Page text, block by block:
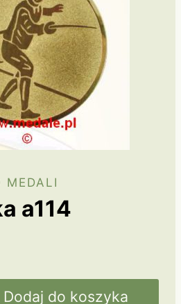
MEDALI
a114
Dodaj do koszyka